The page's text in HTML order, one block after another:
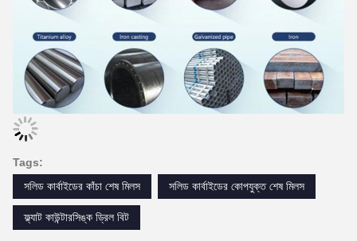
Tags:
সলিড কার্বাইডের কাঁচা শেষ মিলস
সলিড কার্বাইডের কোপযুক্ত শেষ মিলস
ফ্ল্যাট কাউন্টারসিঙ্ক ড্রিল বিট